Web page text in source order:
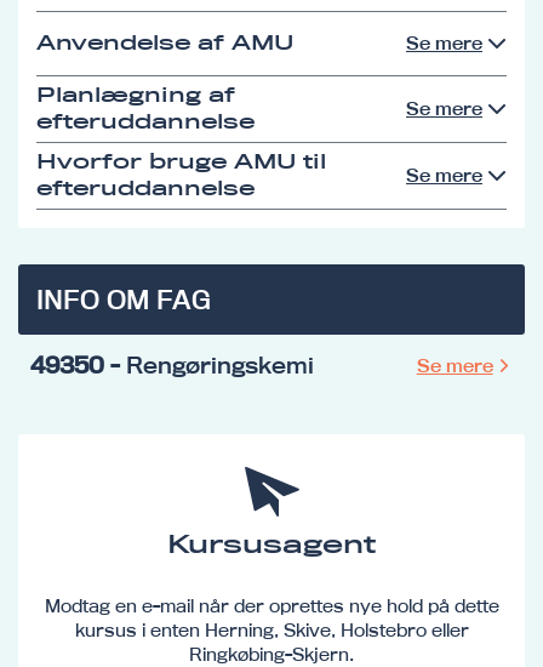
Anvendelse af AMU Se mere
Planlægning af
efteruddannelse
Se mere
Hvorfor bruge AMU til
efteruddannelse
Se mere
INFO OM FAG
49350 - Rengøringskemi Se mere
Kursusagent
Modtag en e-mail når der oprettes nye hold på dette
kursus i enten Herning, Skive, Holstebro eller
Ringkøbing-Skjern.